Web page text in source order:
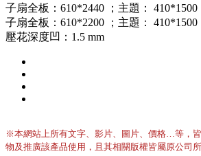
子扇全板：610*2440 ；主題： 410*1500
子扇全板：610*2200 ；主題： 410*1500
壓花深度凹：1.5 mm
※本網站上所有文字、影片、圖片、價格…等，
物及推廣該產品使用，且其相關版權皆屬原公司所